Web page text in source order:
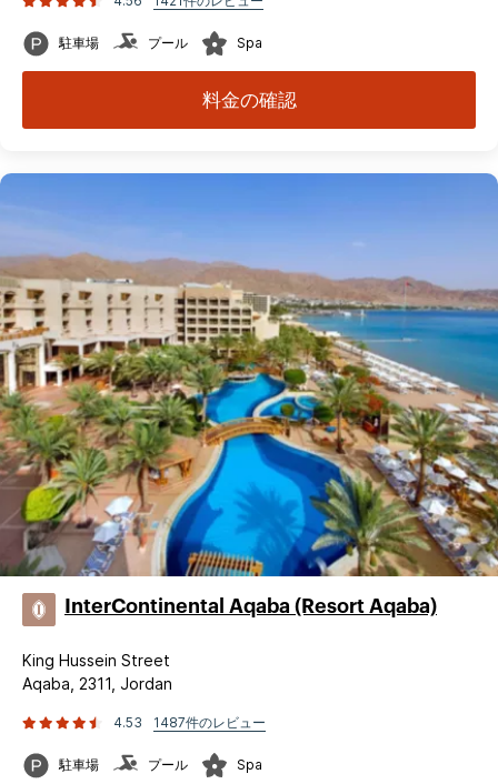
駐車場 プール Spa
料金の確認
InterContinental Aqaba (Resort Aqaba)
King Hussein Street
Aqaba, 2311, Jordan
4.53 1487件のレビュー
駐車場 プール Spa